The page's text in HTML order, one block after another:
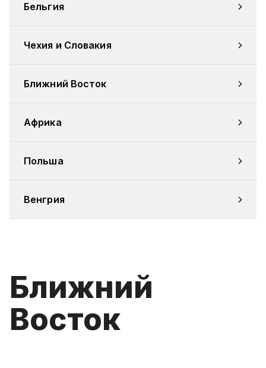
Бельгия
Чехия и Словакия
Ближний Восток
Африка
Польша
Венгрия
Ближний
Восток